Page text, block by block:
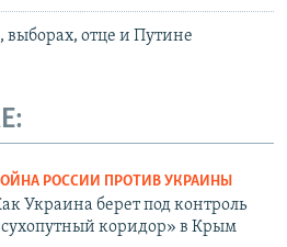
отце и Путине
РОССИИ ПРОТИВ УКРАИНЫ
Украина берет под контроль
коридор» в Крым